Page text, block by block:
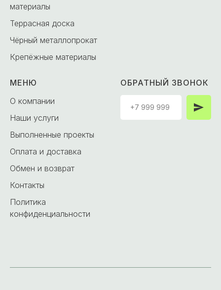
материалы
Террасная доска
Чёрный металлопрокат
Крепёжные материалы
МЕНЮ
О компании
Наши услуги
Выполненные проекты
Оплата и доставка
Обмен и возврат
Контакты
Политика
конфиденциальности
ОБРАТНЫЙ ЗВОНОК